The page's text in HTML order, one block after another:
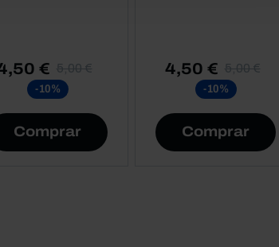
€ 5,00 €
-10%
Comprar
4,50 € 5,00 €
-10%
Comprar